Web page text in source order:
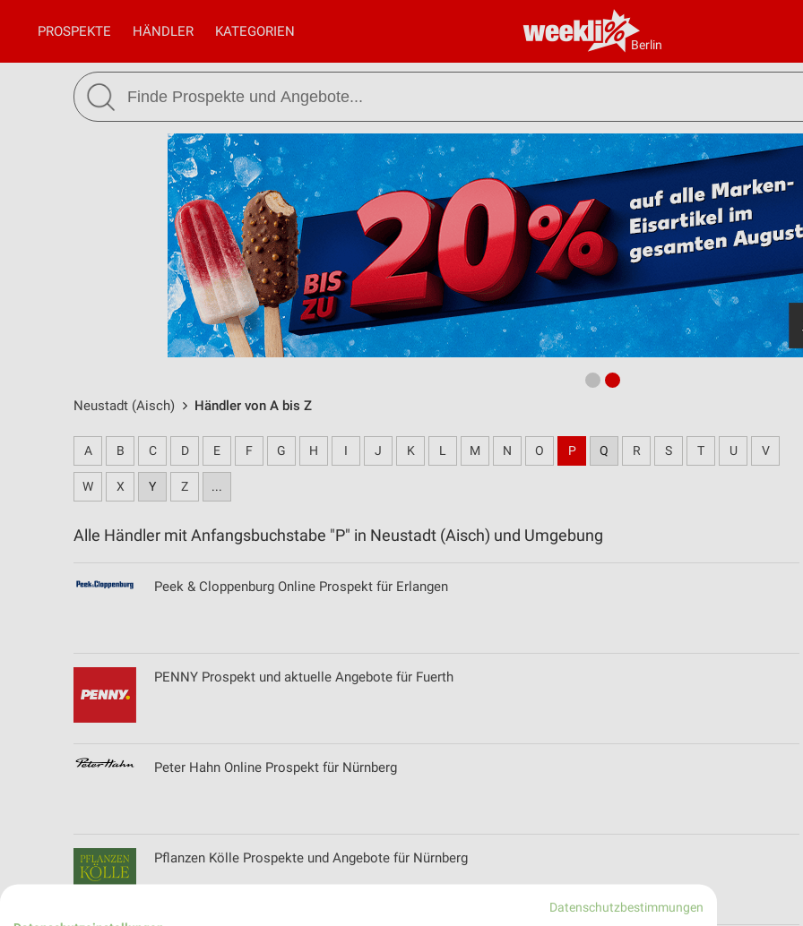
Berlin
PROSPEKTE HÄNDLER KATEGORIEN
Neustadt (Aisch) Händler von A bis Z
A B C D E F G H I J K L M N O P Q R S T U V
W X Y Z ...
Alle Händler mit Anfangsbuchstabe "P" in Neustadt (Aisch) und Umgebung
Peek & Cloppenburg Online Prospekt für Erlangen
PENNY Prospekt und aktuelle Angebote für Fuerth
Peter Hahn Online Prospekt für Nürnberg
Pflanzen Kölle Prospekte und Angebote für Nürnberg
Datenschutzbestimmungen